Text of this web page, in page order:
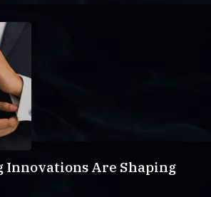
Innovations Are Shaping